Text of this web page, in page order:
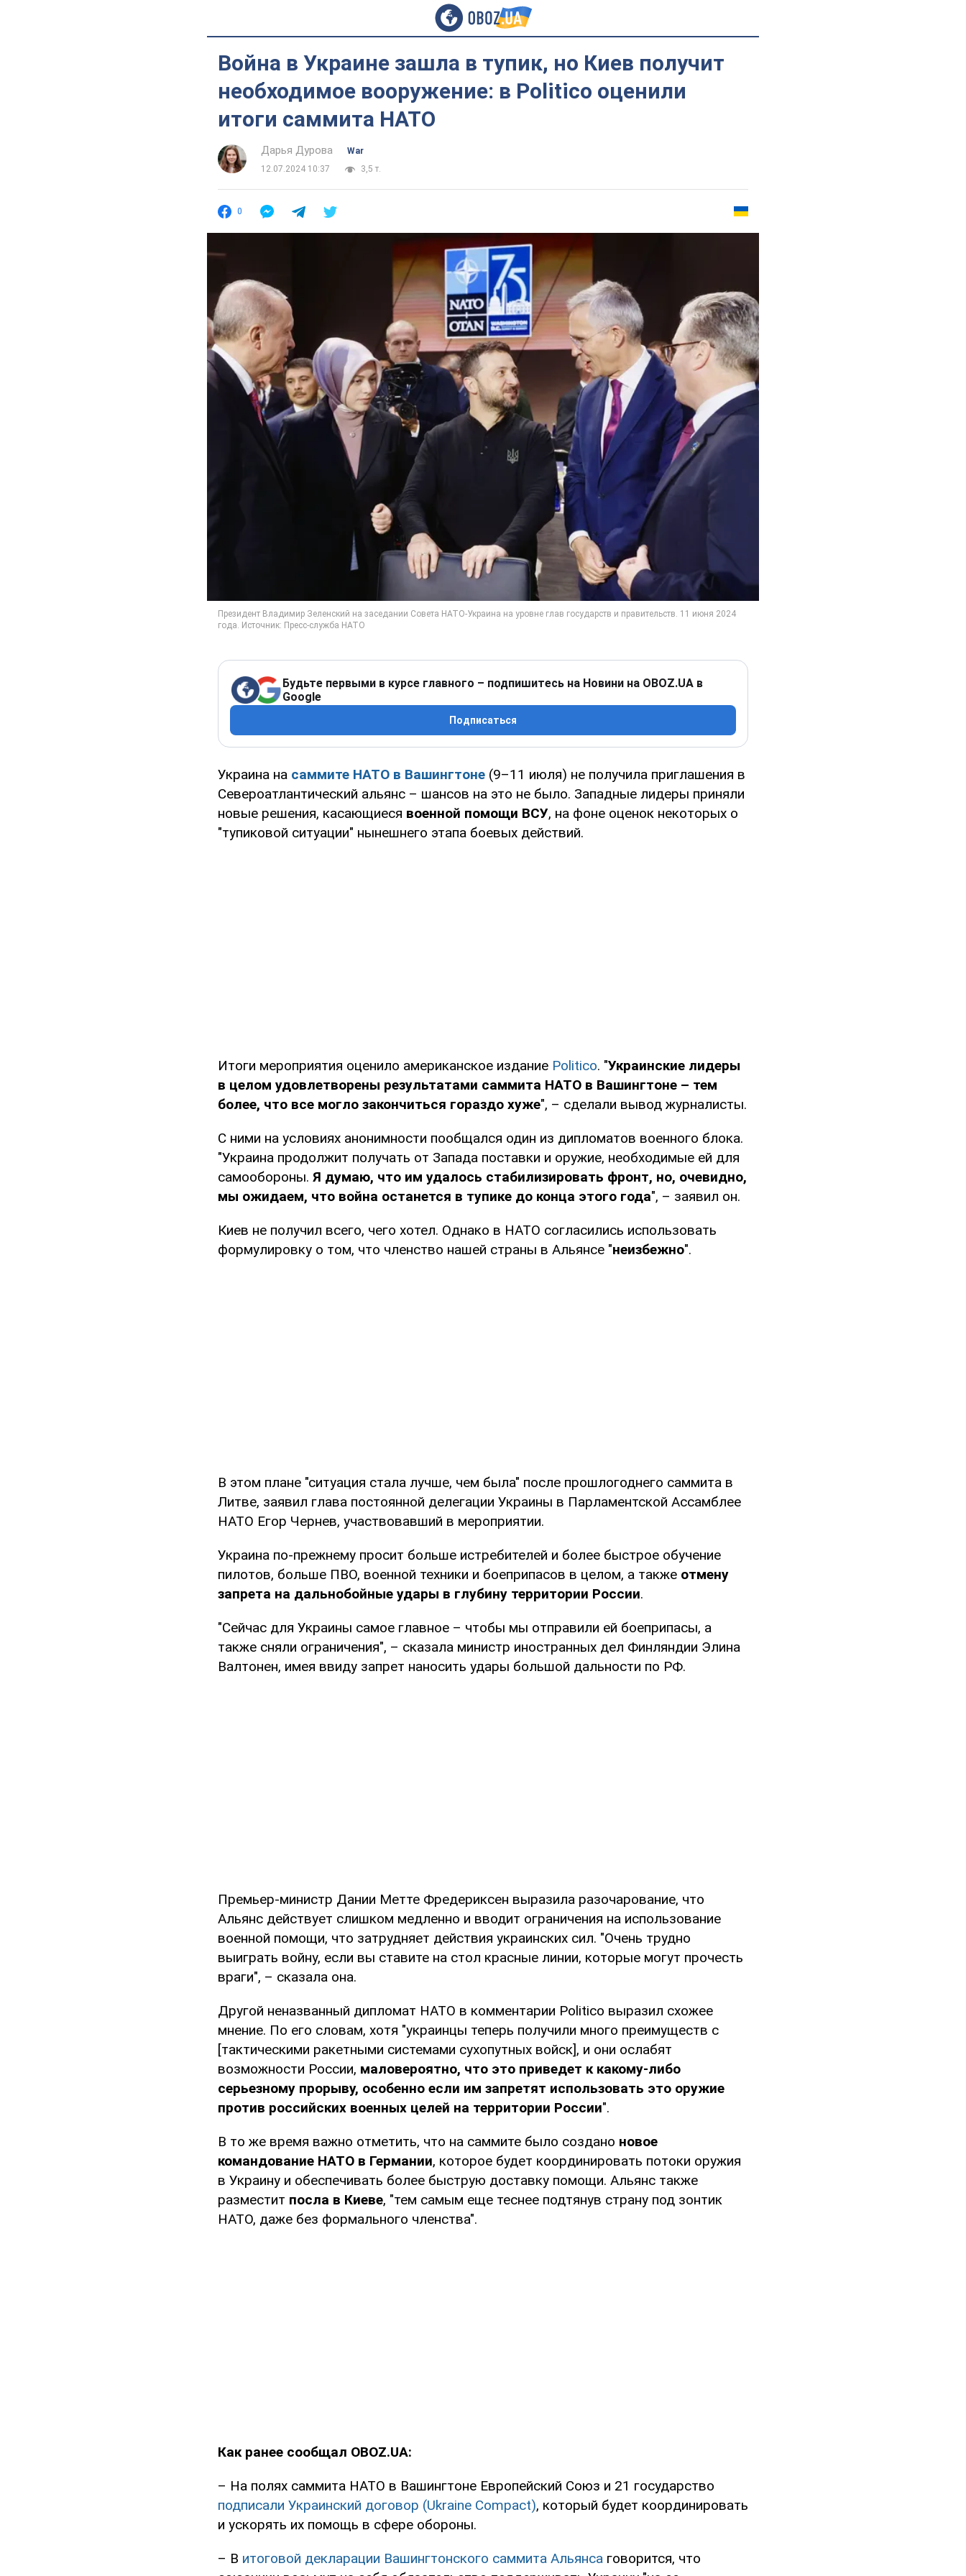
Война в Украине зашла в тупик, но Киев получит
необходимое вооружение: в Politico оценили
итоги саммита НАТО
Дарья Дурова
War
12.07.2024 10:37
3,5 т.
0
Будьте первыми в курсе главного – подпишитесь на Новини на OBOZ.UA в
Google
Подписаться
Украина на саммите НАТО в Вашингтоне (9–11 июля) не получила приглашения в
Североатлантический альянс – шансов на это не было. Западные лидеры приняли
новые решения, касающиеся военной помощи ВСУ, на фоне оценок некоторых о
"тупиковой ситуации" нынешнего этапа боевых действий.
Итоги мероприятия оценило американское издание Politico. "Украинские лидеры
в целом удовлетворены результатами саммита НАТО в Вашингтоне – тем
более, что все могло закончиться гораздо хуже", – сделали вывод журналисты.
С ними на условиях анонимности пообщался один из дипломатов военного блока.
"Украина продолжит получать от Запада поставки и оружие, необходимые ей для
самообороны. Я думаю, что им удалось стабилизировать фронт, но, очевидно,
мы ожидаем, что война останется в тупике до конца этого года", – заявил он.
Киев не получил всего, чего хотел. Однако в НАТО согласились использовать
формулировку о том, что членство нашей страны в Альянсе "неизбежно".
В этом плане "ситуация стала лучше, чем была" после прошлогоднего саммита в
Литве, заявил глава постоянной делегации Украины в Парламентской Ассамблее
НАТО Егор Чернев, участвовавший в мероприятии.
Украина по-прежнему просит больше истребителей и более быстрое обучение
пилотов, больше ПВО, военной техники и боеприпасов в целом, а также отмену
запрета на дальнобойные удары в глубину территории России.
"Сейчас для Украины самое главное – чтобы мы отправили ей боеприпасы, а
также сняли ограничения", – сказала министр иностранных дел Финляндии Элина
Валтонен, имея ввиду запрет наносить удары большой дальности по РФ.
Премьер-министр Дании Метте Фредериксен выразила разочарование, что
Альянс действует слишком медленно и вводит ограничения на использование
военной помощи, что затрудняет действия украинских сил. "Очень трудно
выиграть войну, если вы ставите на стол красные линии, которые могут прочесть
враги", – сказала она.
Другой неназванный дипломат НАТО в комментарии Politico выразил схожее
мнение. По его словам, хотя "украинцы теперь получили много преимуществ с
[тактическими ракетными системами сухопутных войск], и они ослабят
возможности России, маловероятно, что это приведет к какому-либо
серьезному прорыву, особенно если им запретят использовать это оружие
против российских военных целей на территории России".
В то же время важно отметить, что на саммите было создано новое
командование НАТО в Германии, которое будет координировать потоки оружия
в Украину и обеспечивать более быструю доставку помощи. Альянс также
разместит посла в Киеве, "тем самым еще теснее подтянув страну под зонтик
НАТО, даже без формального членства".
Как ранее сообщал OBOZ.UA:
– На полях саммита НАТО в Вашингтоне Европейский Союз и 21 государство
подписали Украинский договор (Ukraine Compact), который будет координировать
и ускорять их помощь в сфере обороны.
– В итоговой декларации Вашингтонского саммита Альянса говорится, что